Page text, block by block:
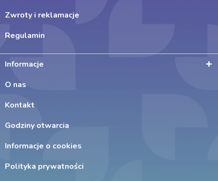
Zwroty i reklamacje
Regulamin
Informacje
O nas
Kontakt
Godziny otwarcia
Informacje o cookies
Polityka prywatności